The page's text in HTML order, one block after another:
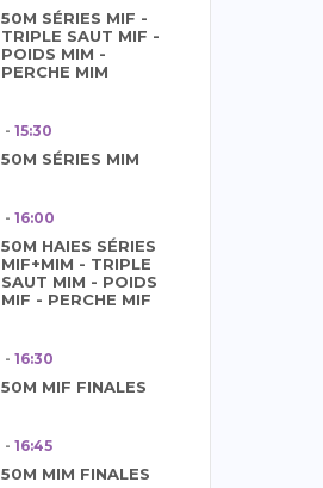
50M SÉRIES MIF -
TRIPLE SAUT MIF -
POIDS MIM -
PERCHE MIM
- 15:30
50M SÉRIES MIM
- 16:00
50M HAIES SÉRIES
MIF+MIM - TRIPLE
SAUT MIM - POIDS
MIF - PERCHE MIF
- 16:30
50M MIF FINALES
- 16:45
50M MIM FINALES